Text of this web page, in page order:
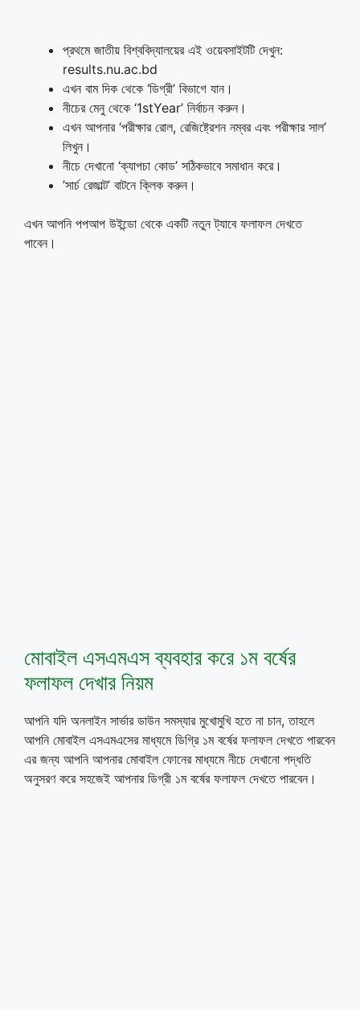
প্রথমে জাতীয় বিশ্ববিদ্যালয়ের এই ওয়েবসাইটটি দেখুন:
results.nu.ac.bd
এখন বাম দিক থেকে ‘ডিগ্রী’ বিভাগে যান।
নীচের মেনু থেকে ‘1stYear’ নির্বাচন করুন।
এখন আপনার ‘পরীক্ষার রোল, রেজিষ্ট্রেশন নম্বর এবং পরীক্ষার সাল’
লিখুন।
নীচে দেখানো ‘ক্যাপচা কোড’ সঠিকভাবে সমাধান করে।
’সার্চ রেজাল্ট’ বাটনে ক্লিক করুন।
এখন আপনি পপআপ উইন্ডো থেকে একটি নতুন ট্যাবে ফলাফল দেখতে
পাবেন।
মোবাইল এসএমএস ব্যবহার করে ১ম বর্ষের
ফলাফল দেখার নিয়ম
আপনি যদি অনলাইন সার্ভার ডাউন সমস্যার মুখোমুখি হতে না চান, তাহলে
আপনি মোবাইল এসএমএসের মাধ্যমে ডিগ্রি ১ম বর্ষের ফলাফল দেখতে পারবেন
এর জন্য আপনি আপনার মোবাইল ফোনের মাধ্যমে নীচে দেখানো পদ্ধতি
অনুসরণ করে সহজেই আপনার ডিগ্রী ১ম বর্ষের ফলাফল দেখতে পারবেন।